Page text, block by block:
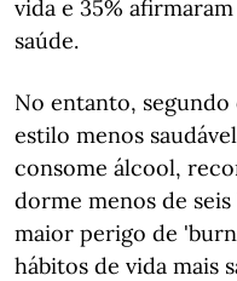
vida e 35%
saúde.
No entanto,
estilo menos
consome álcool,
dorme menos de
maior perigo de
hábitos de vida mais